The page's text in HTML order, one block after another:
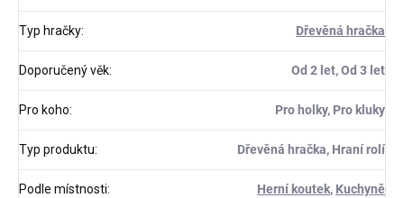
Typ hračky: Dřevěná hračka
Doporučený věk: Od 2 let, Od 3 let
Pro koho: Pro holky, Pro kluky
Typ produktu: Dřevěná hračka, Hraní rolí
Podle místnosti: Herní koutek, Kuchyně